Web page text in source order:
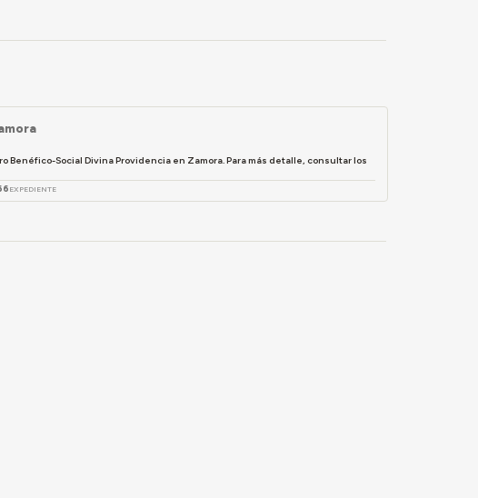
Social Divina Providencia en Zamora. Para más detalle, consultar los
EXPEDIENTE